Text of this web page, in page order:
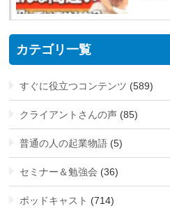
カテゴリ一覧
すぐに役立つコンテンツ (589)
クライアントさんの声 (85)
普通の人の起業物語 (5)
セミナー＆勉強会 (36)
ポッドキャスト (714)